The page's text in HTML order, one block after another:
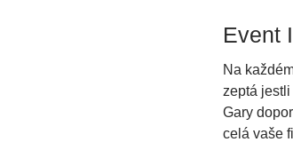
Event
Na
zeptá
Gary
celá vaše